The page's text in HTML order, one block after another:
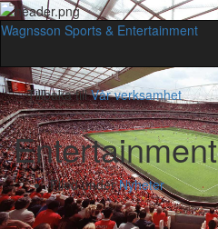
Wagnsson Sports & Entertainment
Tillbaka tillVår verksamhet
Entertainment
Filed underNyheter